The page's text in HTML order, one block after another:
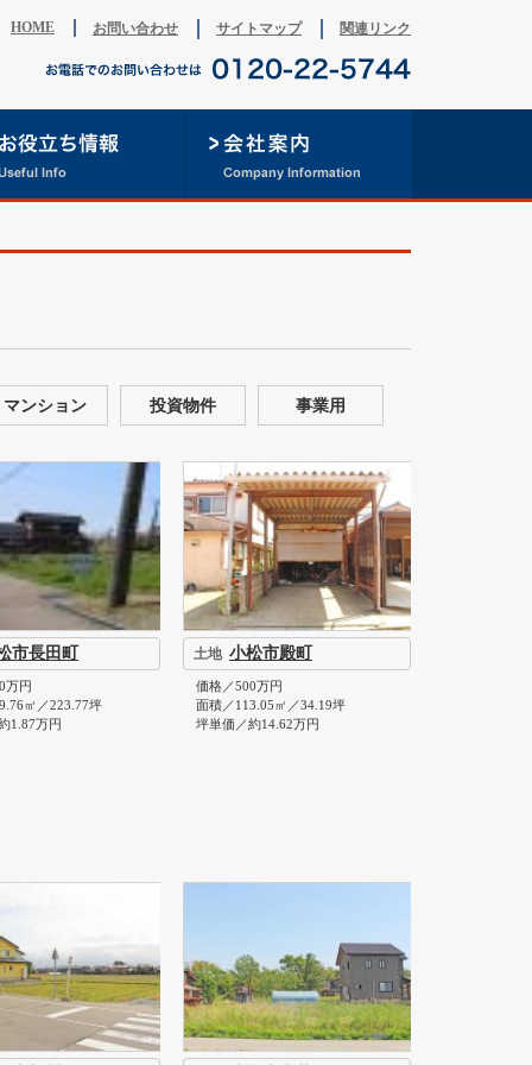
HOME お問い合わせ サイトマップ 関連リンク
マンション 投資物件 事業用
市長田町
万円
㎡／223.77坪
1.87万円
土地 小松市殿町
価格／500万円
面積／113.05㎡／34.19坪
坪単価／約14.62万円